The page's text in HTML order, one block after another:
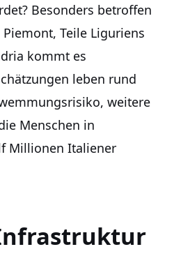
Besonders betroffen
Teile Liguriens
kommt es
leben rund
weitere
Menschen in
Millionen Italiener